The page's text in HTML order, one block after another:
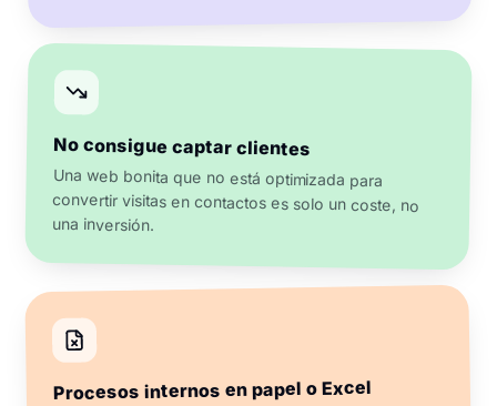
No consigue captar clientes
Una web bonita que no está optimizada para
convertir visitas en contactos es solo un coste, no
una inversión.
Procesos internos en papel o Excel